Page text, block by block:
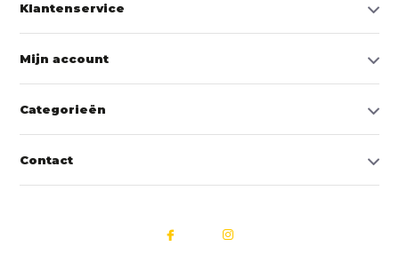
Klantenservice
Mijn account
Categorieën
Contact